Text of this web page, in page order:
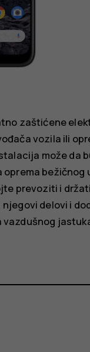
zaštićene
vozila ili
može da
bežičnog
prevoziti i
delovi i